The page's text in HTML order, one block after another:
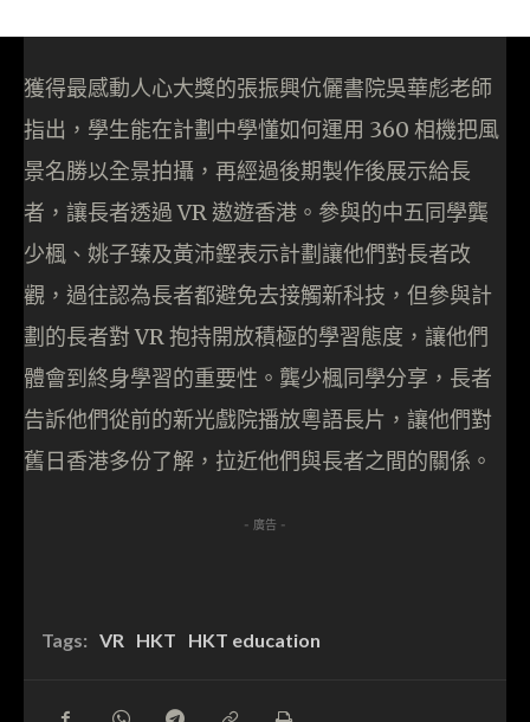
獲得最感動人心大獎的張振興伉儷書院吳華彪老師
指出，學生能在計劃中學懂如何運用 360 相機把風
景名勝以全景拍攝，再經過後期製作後展示給長
者，讓長者透過 VR 遨遊香港。參與的中五同學龔
少楓、姚子臻及黃沛鏗表示計劃讓他們對長者改
觀，過往認為長者都避免去接觸新科技，但參與計
劃的長者對 VR 抱持開放積極的學習態度，讓他們
體會到終身學習的重要性。龔少楓同學分享，長者
告訴他們從前的新光戲院播放粵語長片，讓他們對
舊日香港多份了解，拉近他們與長者之間的關係。
- 廣告 -
Tags: VR HKT HKT education